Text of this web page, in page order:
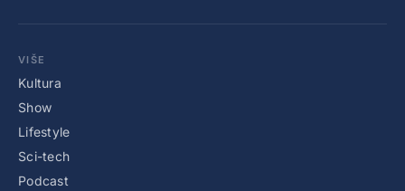
VIŠE
Kultura
Show
Lifestyle
Sci-tech
Podcast